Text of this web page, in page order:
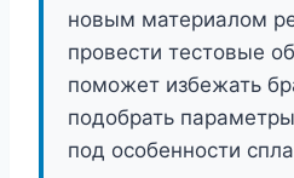
новым материалом
провести тестовые
поможет избежать
подобрать
под особенности